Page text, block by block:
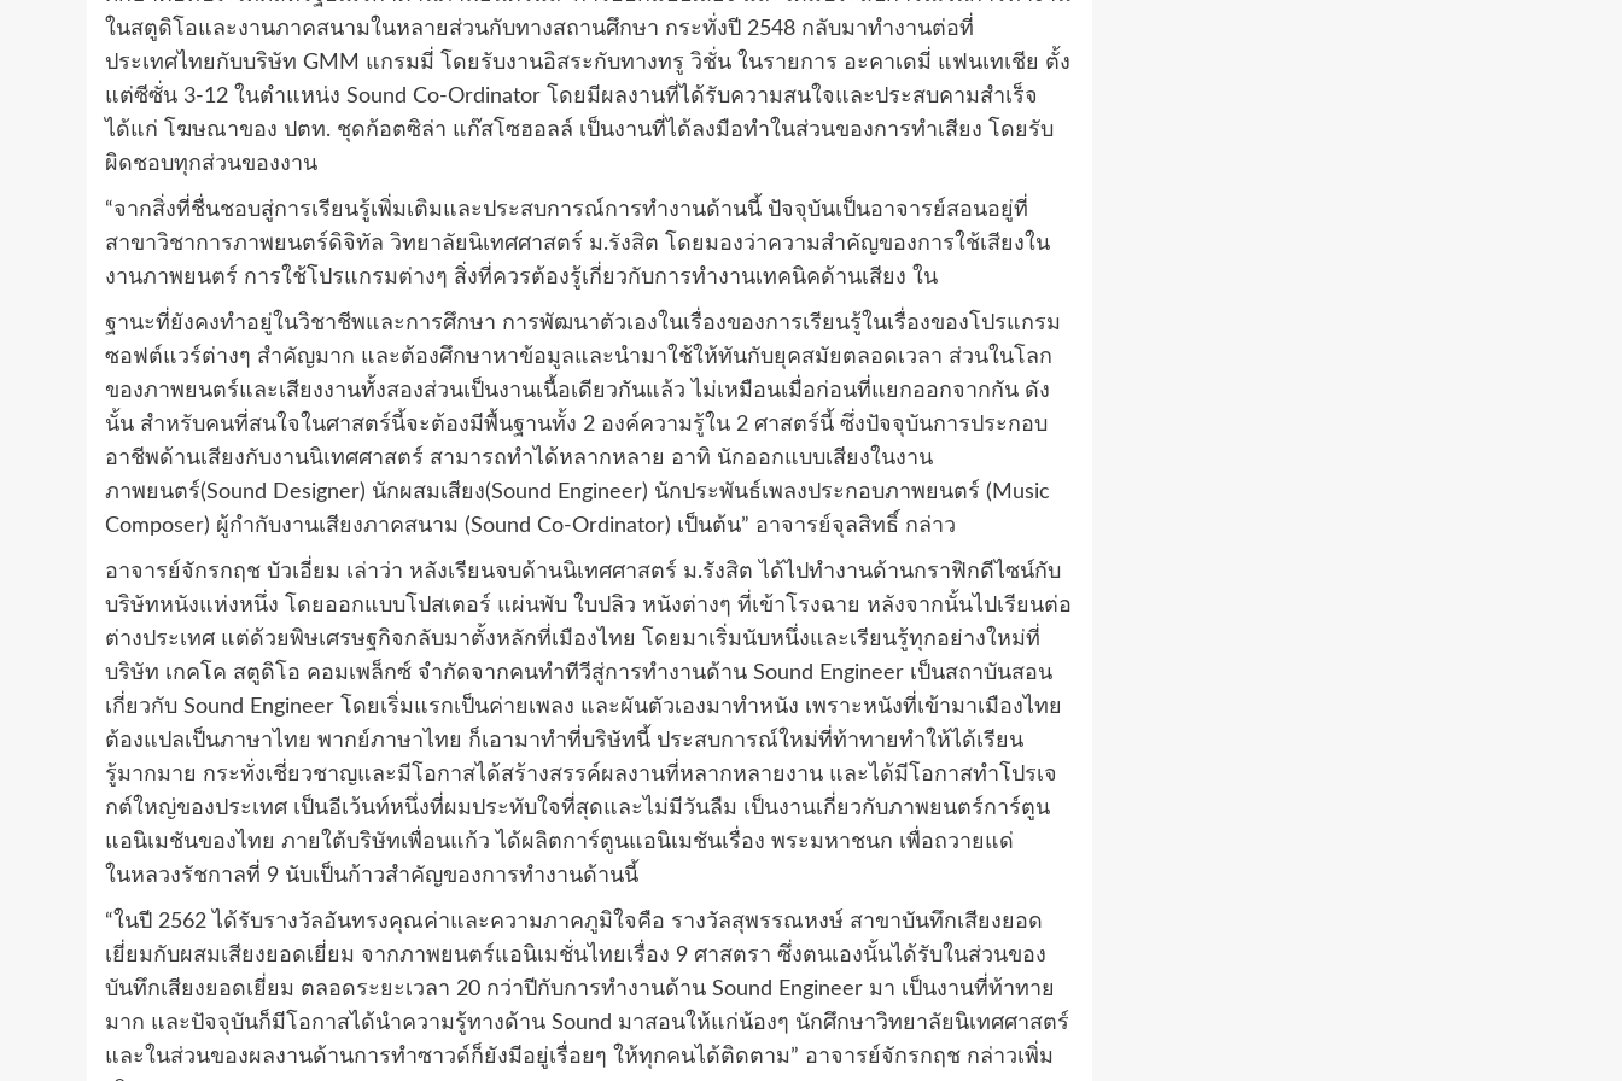
ในสตูดิโอและงานภาคสนามในหลายส่วนกับทางสถานศึกษา กระทั่งปี 2548 กลับมาทำงานต่อที่
ประเทศไทยกับบริษัท GMM แกรมมี่ โดยรับงานอิสระกับทางทรู วิชั่น ในรายการ อะคาเดมี่ แฟนเทเชีย ตั้ง
แต่ซีซั่น 3-12 ในตำแหน่ง Sound Co-Ordinator โดยมีผลงานที่ได้รับความสนใจและประสบคามสำเร็จ
ได้แก่ โฆษณาของ ปตท. ชุดก้อตซิล่า แก๊สโซฮอลล์ เป็นงานที่ได้ลงมือทำในส่วนของการทำเสียง โดยรับ
ผิดชอบทุกส่วนของงาน
“จากสิ่งที่ชื่นชอบสู่การเรียนรู้เพิ่มเติมและประสบการณ์การทำงานด้านนี้ ปัจจุบันเป็นอาจารย์สอนอยู่ที่
สาขาวิชาการภาพยนตร์ดิจิทัล วิทยาลัยนิเทศศาสตร์ ม.รังสิต โดยมองว่าความสำคัญของการใช้เสียงใน
งานภาพยนตร์ การใช้โปรแกรมต่างๆ สิ่งที่ควรต้องรู้เกี่ยวกับการทำงานเทคนิคด้านเสียง ใน
ฐานะที่ยังคงทำอยู่ในวิชาชีพและการศึกษา การพัฒนาตัวเองในเรื่องของการเรียนรู้ในเรื่องของโปรแกรม
ซอฟต์แวร์ต่างๆ สำคัญมาก และต้องศึกษาหาข้อมูลและนำมาใช้ให้ทันกับยุคสมัยตลอดเวลา ส่วนในโลก
ของภาพยนตร์และเสียงงานทั้งสองส่วนเป็นงานเนื้อเดียวกันแล้ว ไม่เหมือนเมื่อก่อนที่แยกออกจากกัน ดัง
นั้น สำหรับคนที่สนใจในศาสตร์นี้จะต้องมีพื้นฐานทั้ง 2 องค์ความรู้ใน 2 ศาสตร์นี้ ซึ่งปัจจุบันการประกอบ
อาชีพด้านเสียงกับงานนิเทศศาสตร์ สามารถทำได้หลากหลาย อาทิ นักออกแบบเสียงในงาน
ภาพยนตร์(Sound Designer) นักผสมเสียง(Sound Engineer) นักประพันธ์เพลงประกอบภาพยนตร์ (Music
Composer) ผู้กำกับงานเสียงภาคสนาม (Sound Co-Ordinator) เป็นต้น” อาจารย์จุลสิทธิ์ กล่าว
อาจารย์จักรกฤช บัวเอี่ยม เล่าว่า หลังเรียนจบด้านนิเทศศาสตร์ ม.รังสิต ได้ไปทำงานด้านกราฟิกดีไซน์กับ
บริษัทหนังแห่งหนึ่ง โดยออกแบบโปสเตอร์ แผ่นพับ ใบปลิว หนังต่างๆ ที่เข้าโรงฉาย หลังจากนั้นไปเรียนต่อ
ต่างประเทศ แต่ด้วยพิษเศรษฐกิจกลับมาตั้งหลักที่เมืองไทย โดยมาเริ่มนับหนึ่งและเรียนรู้ทุกอย่างใหม่ที่
บริษัท เกคโค สตูดิโอ คอมเพล็กซ์ จำกัดจากคนทำทีวีสู่การทำงานด้าน Sound Engineer เป็นสถาบันสอน
เกี่ยวกับ Sound Engineer โดยเริ่มแรกเป็นค่ายเพลง และผันตัวเองมาทำหนัง เพราะหนังที่เข้ามาเมืองไทย
ต้องแปลเป็นภาษาไทย พากย์ภาษาไทย ก็เอามาทำที่บริษัทนี้ ประสบการณ์ใหม่ที่ท้าทายทำให้ได้เรียน
รู้มากมาย กระทั่งเชี่ยวชาญและมีโอกาสได้สร้างสรรค์ผลงานที่หลากหลายงาน และได้มีโอกาสทำโปรเจ
กต์ใหญ่ของประเทศ เป็นอีเว้นท์หนึ่งที่ผมประทับใจที่สุดและไม่มีวันลืม เป็นงานเกี่ยวกับภาพยนตร์การ์ตูน
แอนิเมชันของไทย ภายใต้บริษัทเพื่อนแก้ว ได้ผลิตการ์ตูนแอนิเมชันเรื่อง พระมหาชนก เพื่อถวายแด่
ในหลวงรัชกาลที่ 9 นับเป็นก้าวสำคัญของการทำงานด้านนี้
“ในปี 2562 ได้รับรางวัลอันทรงคุณค่าและความภาคภูมิใจคือ รางวัลสุพรรณหงษ์ สาขาบันทึกเสียงยอด
เยี่ยมกับผสมเสียงยอดเยี่ยม จากภาพยนตร์แอนิเมชั่นไทยเรื่อง 9 ศาสตรา ซึ่งตนเองนั้นได้รับในส่วนของ
บันทึกเสียงยอดเยี่ยม ตลอดระยะเวลา 20 กว่าปีกับการทำงานด้าน Sound Engineer มา เป็นงานที่ท้าทาย
มาก และปัจจุบันก็มีโอกาสได้นำความรู้ทางด้าน Sound มาสอนให้แก่น้องๆ นักศึกษาวิทยาลัยนิเทศศาสตร์
และในส่วนของผลงานด้านการทำซาวด์ก็ยังมีอยู่เรื่อยๆ ให้ทุกคนได้ติดตาม” อาจารย์จักรกฤช กล่าวเพิ่ม